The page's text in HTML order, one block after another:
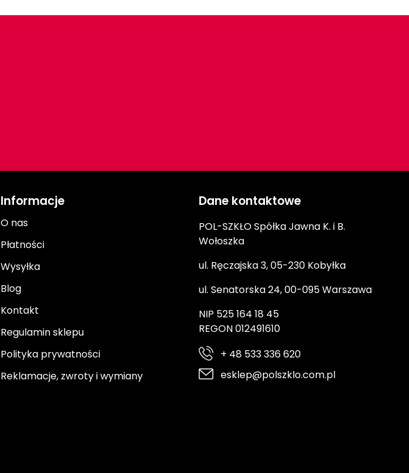
Informacje
O nas
Płatności
Wysyłka
Blog
Kontakt
Regulamin sklepu
Polityka prywatności
Reklamacje, zwroty i wymiany
Dane kontaktowe
POL-SZKŁO Spółka Jawna K. i B.
Wołoszka
ul. Ręczajska 3, 05-230 Kobyłka
ul. Senatorska 24, 00-095 Warszawa
NIP 525 164 18 45
REGON 012491610
+ 48 533 336 620
esklep@polszklo.com.pl